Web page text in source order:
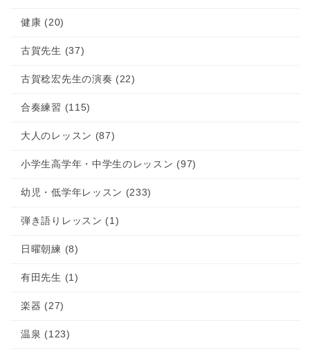
健康 (20)
古賀先生 (37)
古賀稔宏先生の演奏 (22)
合奏練習 (115)
大人のレッスン (87)
小学生高学年・中学生のレッスン (97)
幼児・低学年レッスン (233)
弾き語りレッスン (1)
日曜朝練 (8)
有田先生 (1)
楽器 (27)
温泉 (123)